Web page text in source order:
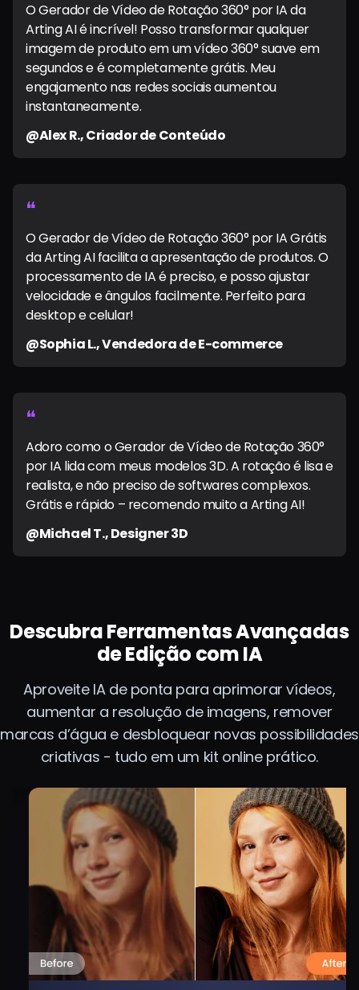
O Gerador de Vídeo de Rotação 360° por IA da
Arting AI é incrível! Posso transformar qualquer
imagem de produto em um vídeo 360° suave em
segundos e é completamente grátis. Meu
engajamento nas redes sociais aumentou
instantaneamente.
@Alex R., Criador de Conteúdo
❝
O Gerador de Vídeo de Rotação 360° por IA Grátis
da Arting AI facilita a apresentação de produtos. O
processamento de IA é preciso, e posso ajustar
velocidade e ângulos facilmente. Perfeito para
desktop e celular!
@Sophia L., Vendedora de E-commerce
❝
Adoro como o Gerador de Vídeo de Rotação 360°
por IA lida com meus modelos 3D. A rotação é lisa e
realista, e não preciso de softwares complexos.
Grátis e rápido – recomendo muito a Arting AI!
@Michael T., Designer 3D
Descubra Ferramentas Avançadas
de Edição com IA
Aproveite IA de ponta para aprimorar vídeos,
aumentar a resolução de imagens, remover
marcas d’água e desbloquear novas possibilidades
criativas - tudo em um kit online prático.